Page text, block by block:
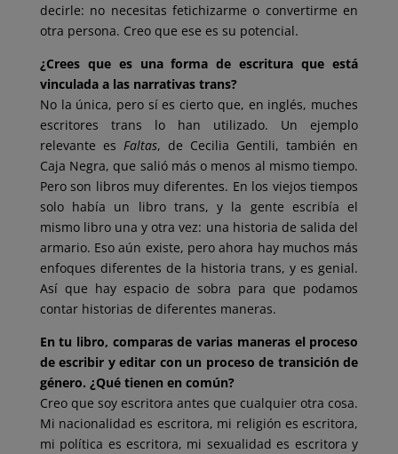
decirle: no necesitas fetichizarme o convertirme en
otra persona. Creo que ese es su potencial.
¿Crees que es una forma de escritura que está
vinculada a las narrativas trans?
No la única, pero sí es cierto que, en inglés, muches
escritores trans lo han utilizado. Un ejemplo
relevante es Faltas, de Cecilia Gentili, también en
Caja Negra, que salió más o menos al mismo tiempo.
Pero son libros muy diferentes. En los viejos tiempos
solo había un libro trans, y la gente escribía el
mismo libro una y otra vez: una historia de salida del
armario. Eso aún existe, pero ahora hay muchos más
enfoques diferentes de la historia trans, y es genial.
Así que hay espacio de sobra para que podamos
contar historias de diferentes maneras.
En tu libro, comparas de varias maneras el proceso
de escribir y editar con un proceso de transición de
género. ¿Qué tienen en común?
Creo que soy escritora antes que cualquier otra cosa.
Mi nacionalidad es escritora, mi religión es escritora,
mi política es escritora, mi sexualidad es escritora y